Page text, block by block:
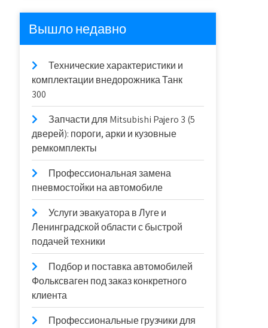
Вышло недавно
Технические характеристики и
комплектации внедорожника Танк
300
Запчасти для Mitsubishi Pajero 3 (5
дверей): пороги, арки и кузовные
ремкомплекты
Профессиональная замена
пневмостойки на автомобиле
Услуги эвакуатора в Луге и
Ленинградской области с быстрой
подачей техники
Подбор и поставка автомобилей
Фольксваген под заказ конкретного
клиента
Профессиональные грузчики для